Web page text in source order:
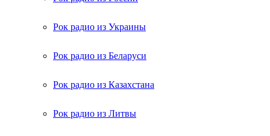
Рок радио из Украины
Рок радио из Беларуси
Рок радио из Казахстана
Рок радио из Литвы